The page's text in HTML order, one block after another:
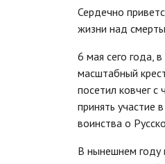
Сердечно
жизни над
6 мая сего года,
масштабный
посетил ковчег
принять участие
воинства о
В нынешнем году